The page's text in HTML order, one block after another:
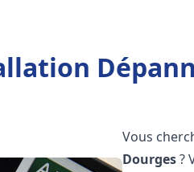
Vous
Dourges?